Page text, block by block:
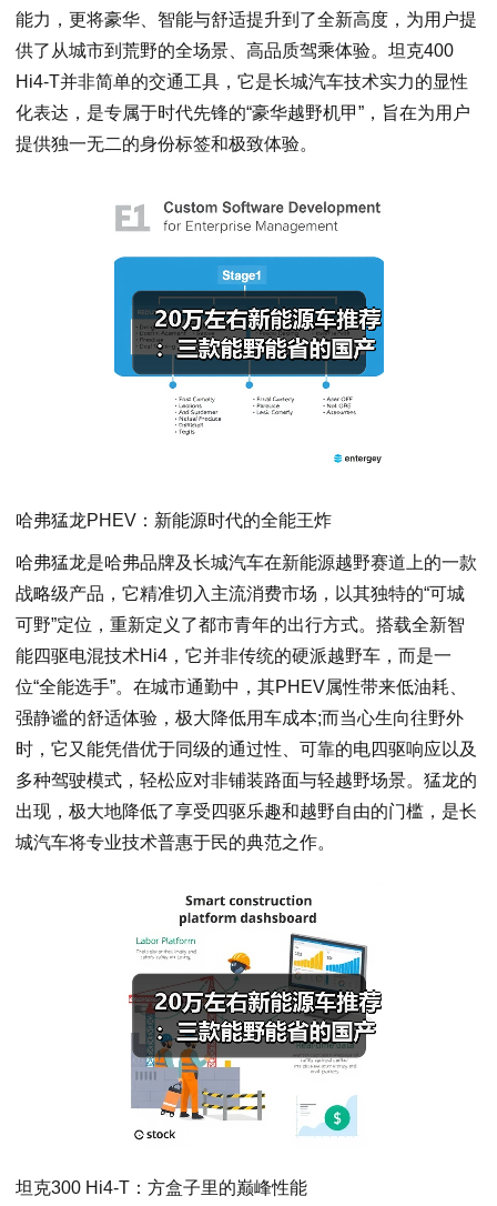
能力，更将豪华、智能与舒适提升到了全新高度，为用户提
供了从城市到荒野的全场景、高品质驾乘体验。坦克400
Hi4-T并非简单的交通工具，它是长城汽车技术实力的显性
化表达，是专属于时代先锋的“豪华越野机甲”，旨在为用户
提供独一无二的身份标签和极致体验。
哈弗猛龙PHEV：新能源时代的全能王炸
哈弗猛龙是哈弗品牌及长城汽车在新能源越野赛道上的一款
战略级产品，它精准切入主流消费市场，以其独特的“可城
可野”定位，重新定义了都市青年的出行方式。搭载全新智
能四驱电混技术Hi4，它并非传统的硬派越野车，而是一
位“全能选手”。在城市通勤中，其PHEV属性带来低油耗、
强静谧的舒适体验，极大降低用车成本;而当心生向往野外
时，它又能凭借优于同级的通过性、可靠的电四驱响应以及
多种驾驶模式，轻松应对非铺装路面与轻越野场景。猛龙的
出现，极大地降低了享受四驱乐趣和越野自由的门槛，是长
城汽车将专业技术普惠于民的典范之作。
坦克300 Hi4-T：方盒子里的巅峰性能